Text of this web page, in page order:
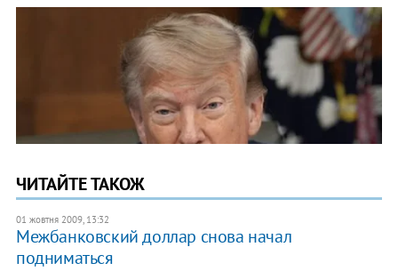
ЧИТАЙТЕ ТАКОЖ
01 жовтня 2009, 13:32
Межбанковский доллар снова начал
подниматься